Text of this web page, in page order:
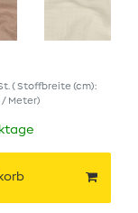
( Stoffbreite (cm):
/ Meter)